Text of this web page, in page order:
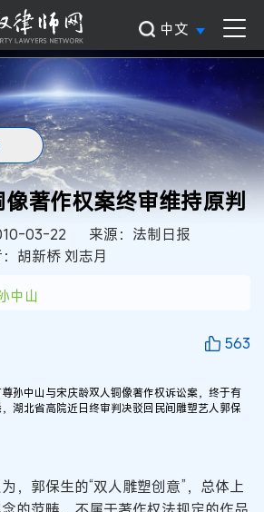
中文
著作权案终审维持原判
03-22
来源：法制日报
胡新桥 刘志月
中山
563
中山与宋庆龄双人铜像著作权诉讼案，终于有
湖北省高院近日终审判决驳回民间雕塑艺人郭保
郭保生的“双人雕塑创意”，总体上